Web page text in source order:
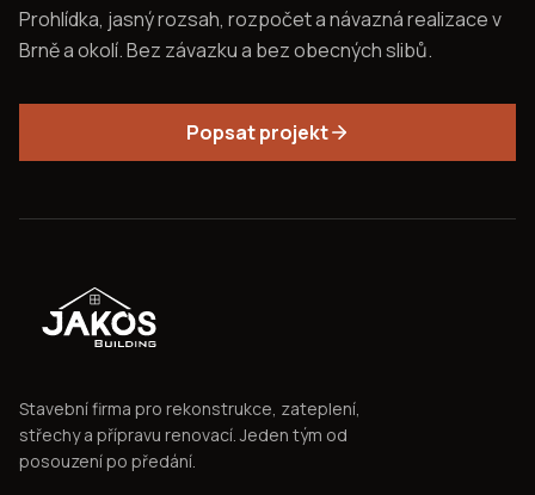
Prohlídka, jasný rozsah, rozpočet a návazná realizace v
Brně a okolí. Bez závazku a bez obecných slibů.
Popsat projekt
Stavební firma pro rekonstrukce, zateplení,
střechy a přípravu renovací. Jeden tým od
posouzení po předání.